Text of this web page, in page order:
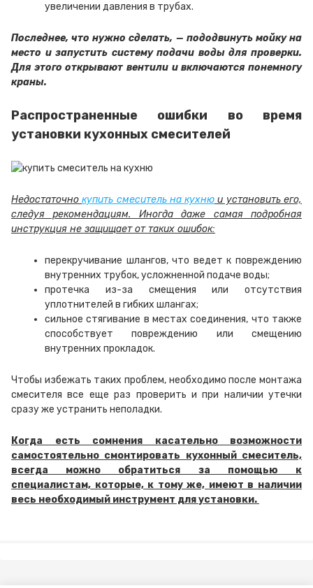
увеличении давления в трубах.
Последнее, что нужно сделать, — пододвинуть мойку на
место и запустить систему подачи воды для проверки.
Для этого открывают вентили и включаются понемногу
краны.
Распространенные ошибки во время
установки кухонных смесителей
Недостаточнокупить смеситель на кухню и установить его,
следуя рекомендациям. Иногда даже самая подробная
инструкция не защищает от таких ошибок:
перекручивание шлангов, что ведет к повреждению
внутренних трубок, усложненной подаче воды;
протечка из-за смещения или отсутствия
уплотнителей в гибких шлангах;
сильное стягивание в местах соединения, что также
способствует повреждению или смещению
внутренних прокладок.
Чтобы избежать таких проблем, необходимо после монтажа
смесителя все еще раз проверить и при наличии утечки
сразу же устранить неполадки.
Когда есть сомнения касательно возможности
самостоятельно смонтировать кухонный смеситель,
всегда можно обратиться за помощью к
специалистам, которые, к тому же, имеют в наличии
весь необходимый инструмент для установки.